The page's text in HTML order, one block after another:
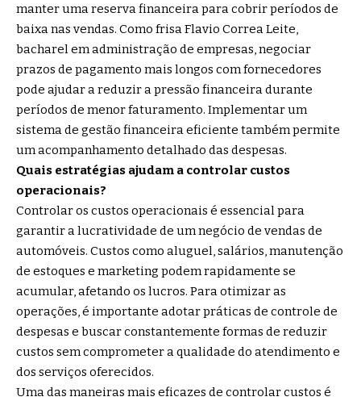
manter uma reserva financeira para cobrir períodos de
baixa nas vendas. Como frisa Flavio Correa Leite,
bacharel em administração de empresas, negociar
prazos de pagamento mais longos com fornecedores
pode ajudar a reduzir a pressão financeira durante
períodos de menor faturamento. Implementar um
sistema de gestão financeira eficiente também permite
um acompanhamento detalhado das despesas.
Quais estratégias ajudam a controlar custos
operacionais?
Controlar os custos operacionais é essencial para
garantir a lucratividade de um negócio de vendas de
automóveis. Custos como aluguel, salários, manutenção
de estoques e marketing podem rapidamente se
acumular, afetando os lucros. Para otimizar as
operações, é importante adotar práticas de controle de
despesas e buscar constantemente formas de reduzir
custos sem comprometer a qualidade do atendimento e
dos serviços oferecidos.
Uma das maneiras mais eficazes de controlar custos é